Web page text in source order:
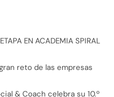
EN ACADEMIA SPIRAL
reto de las empresas
& Coach celebra su 10.º